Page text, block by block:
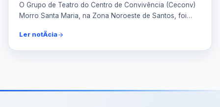
Buscar notÃ­cias
O Grupo de Teatro do Centro de Convivência (Ceconv)
Morro Santa Maria, na Zona Noroeste de Santos, foi
Ler notÃ­cia